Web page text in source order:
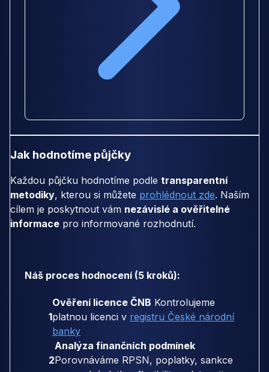
Jak hodnotíme půjčky
Každou půjčku hodnotíme podle transparentní
metodiky, kterou si můžete prohlédnout zde. Naším
cílem je poskytnout vám nezávislé a ověřitelné
informace pro informované rozhodnutí.
Náš proces hodnocení (5 kroků):
1
Ověření licence ČNB Kontrolujeme
platnou licenci v registru České národní
banky
2
Analýza finančních podmínek
Porovnáváme RPSN, poplatky, sankce